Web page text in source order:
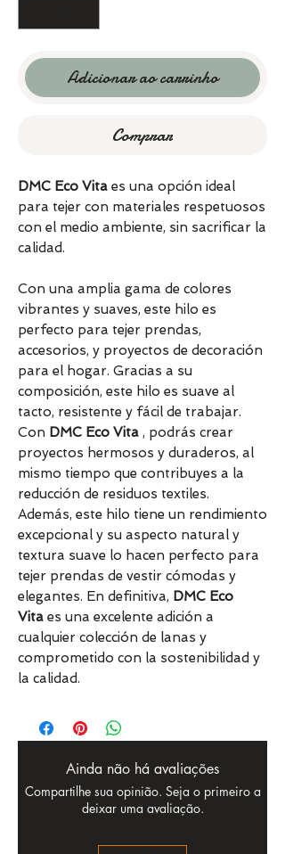
Adicionar ao carrinho
Comprar
DMC Eco Vita es una opción ideal
para tejer con materiales respetuosos
con el medio ambiente, sin sacrificar la
calidad.
Con una amplia gama de colores
vibrantes y suaves, este hilo es
perfecto para tejer prendas,
accesorios, y proyectos de decoración
para el hogar. Gracias a su
composición, este hilo es suave al
tacto, resistente y fácil de trabajar.
Con DMC Eco Vita , podrás crear
proyectos hermosos y duraderos, al
mismo tiempo que contribuyes a la
reducción de residuos textiles.
Además, este hilo tiene un rendimiento
excepcional y su aspecto natural y
textura suave lo hacen perfecto para
tejer prendas de vestir cómodas y
elegantes. En definitiva, DMC Eco
Vita es una excelente adición a
cualquier colección de lanas y
comprometido con la sostenibilidad y
la calidad.
Ainda não há avaliações
Compartilhe sua opinião. Seja o primeiro a
deixar uma avaliação.